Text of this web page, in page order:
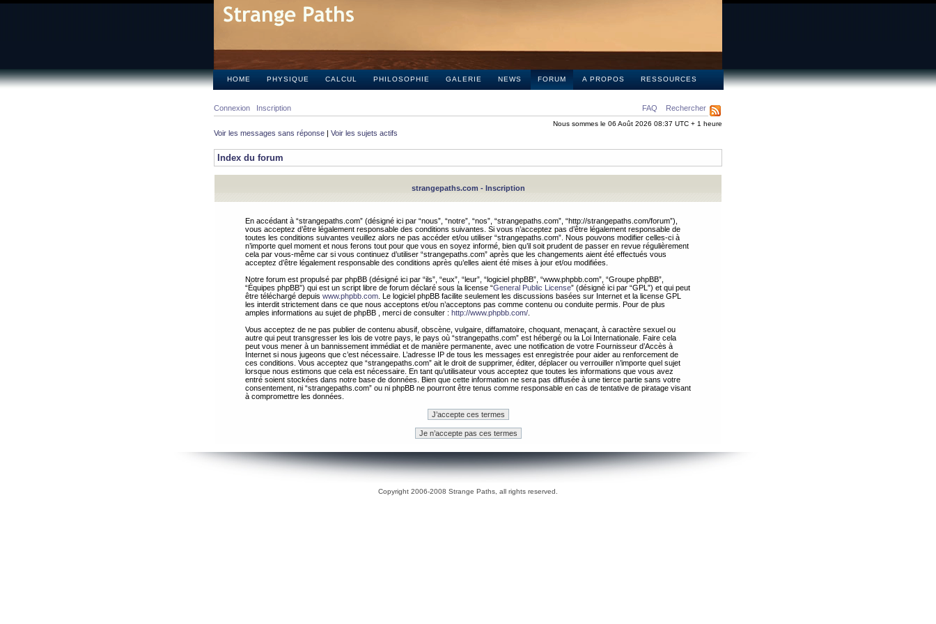
HOME PHYSIQUE CALCUL PHILOSOPHIE GALERIE NEWS FORUM A PROPOS RESSOURCES
FAQ Rechercher
Connexion Inscription
Nous sommes le 06 Août 2026 08:37 UTC + 1 heure
Voir les messages sans réponse | Voir les sujets actifs
Index du forum
strangepaths.com - Inscription
En accédant à “strangepaths.com” (désigné ici par “nous”, “notre”, “nos”, “strangepaths.com”, “http://strangepaths.com/forum”),
vous acceptez d’être légalement responsable des conditions suivantes. Si vous n’acceptez pas d’être légalement responsable de
toutes les conditions suivantes veuillez alors ne pas accéder et/ou utiliser “strangepaths.com”. Nous pouvons modifier celles-ci à
n’importe quel moment et nous ferons tout pour que vous en soyez informé, bien qu’il soit prudent de passer en revue régulièrement
cela par vous-même car si vous continuez d’utiliser “strangepaths.com” après que les changements aient été effectués vous
acceptez d’être légalement responsable des conditions après qu’elles aient été mises à jour et/ou modifiées.
Notre forum est propulsé par phpBB (désigné ici par “ils”, “eux”, “leur”, “logiciel phpBB”, “www.phpbb.com”, “Groupe phpBB”,
“Équipes phpBB”) qui est un script libre de forum déclaré sous la license “General Public License” (désigné ici par “GPL”) et qui peut
être téléchargé depuis www.phpbb.com . Le logiciel phpBB facilite seulement les discussions basées sur Internet et la license GPL
les interdit strictement dans ce que nous acceptons et/ou n’acceptons pas comme contenu ou conduite permis. Pour de plus
amples informations au sujet de phpBB , merci de consulter : http://www.phpbb.com/
Vous acceptez de ne pas publier de contenu abusif, obscène, vulgaire, diffamatoire, choquant, menaçant, à caractère sexuel ou
autre qui peut transgresser les lois de votre pays, le pays où “strangepaths.com” est hébergé ou la Loi Internationale. Faire cela
peut vous mener à un bannissement immédiat et de manière permanente, avec une notification de votre Fournisseur d’Accès à
Internet si nous jugeons que c’est nécessaire. L’adresse IP de tous les messages est enregistrée pour aider au renforcement de
ces conditions. Vous acceptez que “strangepaths.com” ait le droit de supprimer, éditer, déplacer ou verrouiller n’importe quel sujet
lorsque nous estimons que cela est nécessaire. En tant qu’utilisateur vous acceptez que toutes les informations que vous avez
entré soient stockées dans notre base de données. Bien que cette information ne sera pas diffusée à une tierce partie sans votre
consentement, ni “strangepaths.com” ou ni phpBB ne pourront être tenus comme responsable en cas de tentative de piratage visant
à compromettre les données.
Copyright 2006-2008 Strange Paths, all rights reserved.